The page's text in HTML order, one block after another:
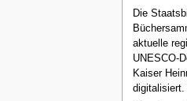
Die
aktuelle
UNESCO-
Kaiser
digitalisiert.